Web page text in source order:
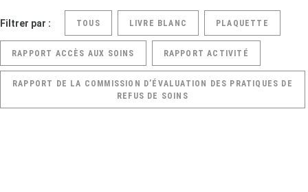
Filtrer par : TOUS LIVRE BLANC PLAQUETTE
RAPPORT ACCÈS AUX SOINS RAPPORT ACTIVITÉ
RAPPORT DE LA COMMISSION D’ÉVALUATION DES PRATIQUES DE
REFUS DE SOINS